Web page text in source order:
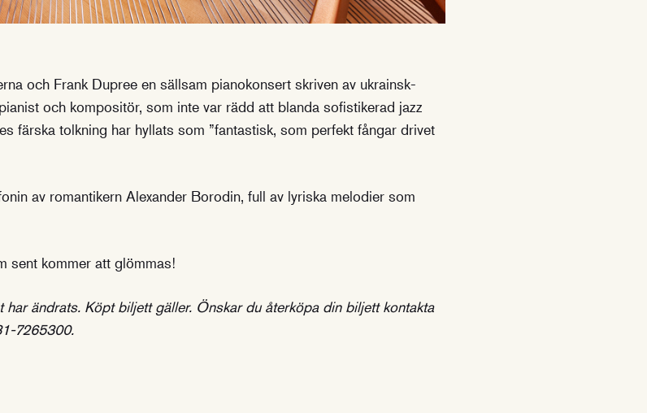
och Frank Dupree en sällsam pianokonsert skriven av ukrainsk-
och kompositör, som inte var rädd att blanda sofistikerad jazz
färska tolkning har hyllats som ”fantastisk, som perfekt fångar drivet
av romantikern Alexander Borodin, full av lyriska melodier som
sent kommer att glömmas!
ändrats. Köpt biljett gäller. Önskar du återköpa din biljett kontakta
7265300.